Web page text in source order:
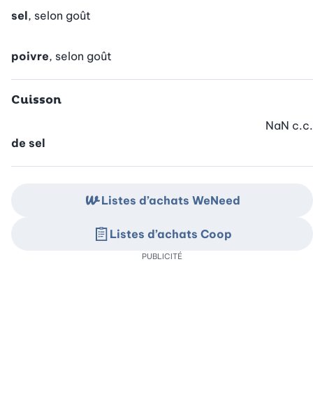
sel, selon goût
poivre, selon goût
Cuisson
de sel
NaN c.c.
Listes d’achats WeNeed
Listes d’achats Coop
PUBLICITÉ